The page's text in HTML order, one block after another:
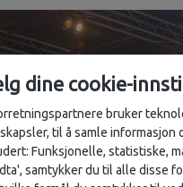
dine cookie-
bruker
til å samle informasjon
Funksjonelle, statistiske,
samtykker du til alle disse